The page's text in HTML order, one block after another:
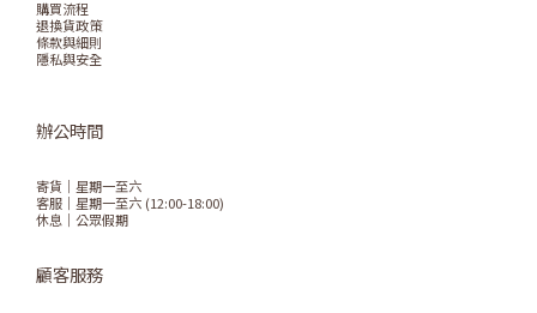
購買流程
退換貨政策
條款與細則
隱私與安全
辦公時間
寄貨｜星期一至六
客服｜星期一至六 (12:00-18:00)
休息｜公眾假期
顧客服務